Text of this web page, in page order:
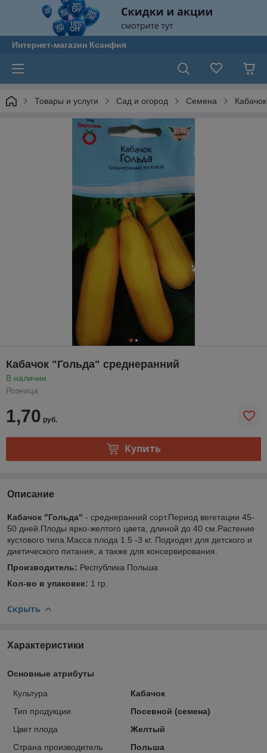
Интернет-магазин Ксанфия
Товары и услуги Сад и огород Семена
Кабачок "Гольда" среднеранний
В наличии
Розница
1,70 руб.
Купить
Описание
Кабачок "Гольда" - среднеранний сорт.Период вегетации 45-
50 дней.Плоды ярко-желтого цвета, длиной до 40 см.Растение
кустового типа.Масса плода 1.5 -3 кг. Подходят для детского и
диетического питания, а также для консервирования.
Производитель: Республика Польша
Кол-во в упаковке: 1 гр.
Скрыть
Характеристики
Основные атрибуты
Культура
Кабачок
Тип продукции
Посевной (семена)
Цвет плода
Желтый
Страна производитель
Польша